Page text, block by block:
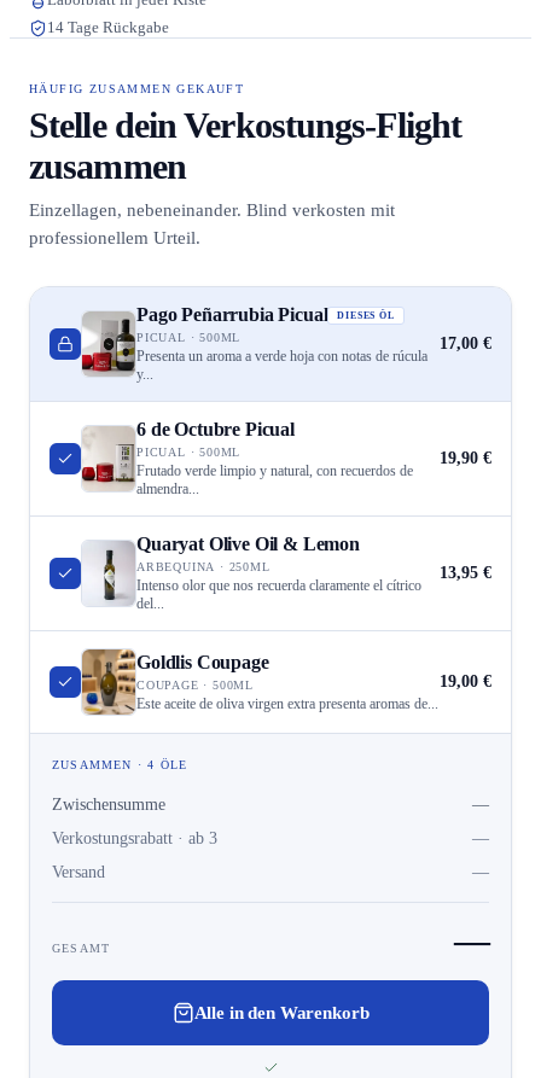
14 Tage Rückgabe
HÄUFIG ZUSAMMEN GEKAUFT
Stelle dein Verkostungs-Flight
zusammen
Einzellagen, nebeneinander. Blind verkosten mit
professionellem Urteil.
Pago Peñarrubia Picual DIESES ÖL
PICUAL · 500ML
Presenta un aroma a verde hoja con notas de rúcula
y...
17,00 €
6 de Octubre Picual
PICUAL · 500ML
Frutado verde limpio y natural, con recuerdos de
almendra...
19,90 €
Quaryat Olive Oil & Lemon
ARBEQUINA · 250ML
Intenso olor que nos recuerda claramente el cítrico
del...
13,95 €
Goldlis Coupage
COUPAGE · 500ML
Este aceite de oliva virgen extra presenta aromas de...
19,00 €
ZUSAMMEN · 4 ÖLE
Zwischensumme
—
Verkostungsrabatt · ab 3
—
Versand
—
GESAMT —
Alle in den Warenkorb